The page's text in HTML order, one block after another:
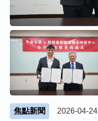
焦點新聞 2026-04-24